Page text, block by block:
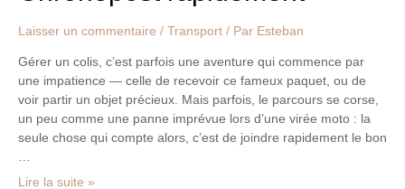
Laisser un commentaire / Transport / Par Esteban
Gérer un colis, c’est parfois une aventure qui commence par
une impatience — celle de recevoir ce fameux paquet, ou de
voir partir un objet précieux. Mais parfois, le parcours se corse,
un peu comme une panne imprévue lors d’une virée moto : la
seule chose qui compte alors, c’est de joindre rapidement le bon
…
Lire la suite »